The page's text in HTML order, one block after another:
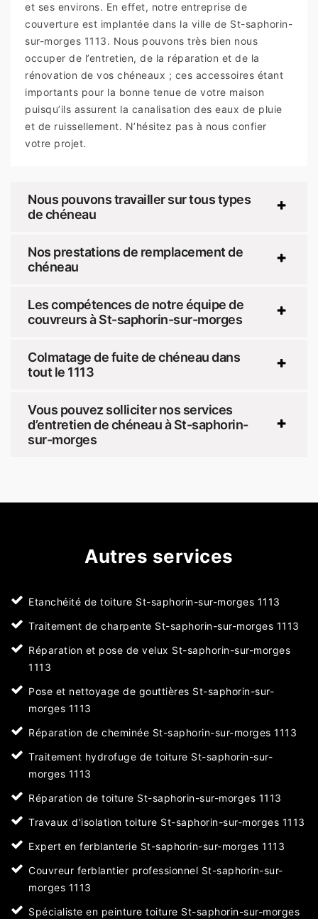
et ses environs. En effet, notre entreprise de
couverture est implantée dans la ville de St-saphorin-
sur-morges 1113. Nous pouvons très bien nous
occuper de l’entretien, de la réparation et de la
rénovation de vos chéneaux ; ces accessoires étant
importants pour la bonne tenue de votre maison
puisqu’ils assurent la canalisation des eaux de pluie
et de ruissellement. N’hésitez pas à nous confier
votre projet.
Nous pouvons travailler sur tous types
de chéneau
Nos prestations de remplacement de
chéneau
Les compétences de notre équipe de
couvreurs à St-saphorin-sur-morges
Colmatage de fuite de chéneau dans
tout le 1113
Vous pouvez solliciter nos services
d’entretien de chéneau à St-saphorin-
sur-morges
Autres services
Etanchéité de toiture St-saphorin-sur-morges 1113
Traitement de charpente St-saphorin-sur-morges 1113
Réparation et pose de velux St-saphorin-sur-morges
1113
Pose et nettoyage de gouttières St-saphorin-sur-
morges 1113
Réparation de cheminée St-saphorin-sur-morges 1113
Traitement hydrofuge de toiture St-saphorin-sur-
morges 1113
Réparation de toiture St-saphorin-sur-morges 1113
Travaux d'isolation toiture St-saphorin-sur-morges 1113
Expert en ferblanterie St-saphorin-sur-morges 1113
Couvreur ferblantier professionnel St-saphorin-sur-
morges 1113
Spécialiste en peinture toiture St-saphorin-sur-morges